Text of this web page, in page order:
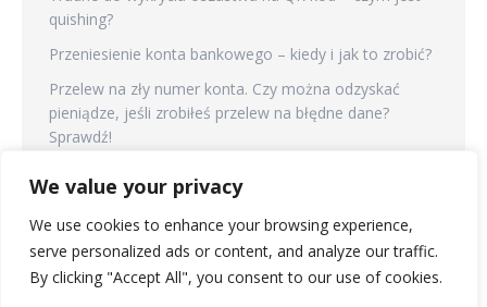
We value your privacy
We use cookies to enhance your browsing experience,
serve personalized ads or content, and analyze our traffic.
By clicking "Accept All", you consent to our use of cookies.
quishing?
Przeniesienie konta bankowego – kiedy i jak to zrobić?
Przelew na zły numer konta. Czy można odzyskać
pieniądze, jeśli zrobiłeś przelew na błędne dane?
Sprawdź!
kredyt hipoteczny?